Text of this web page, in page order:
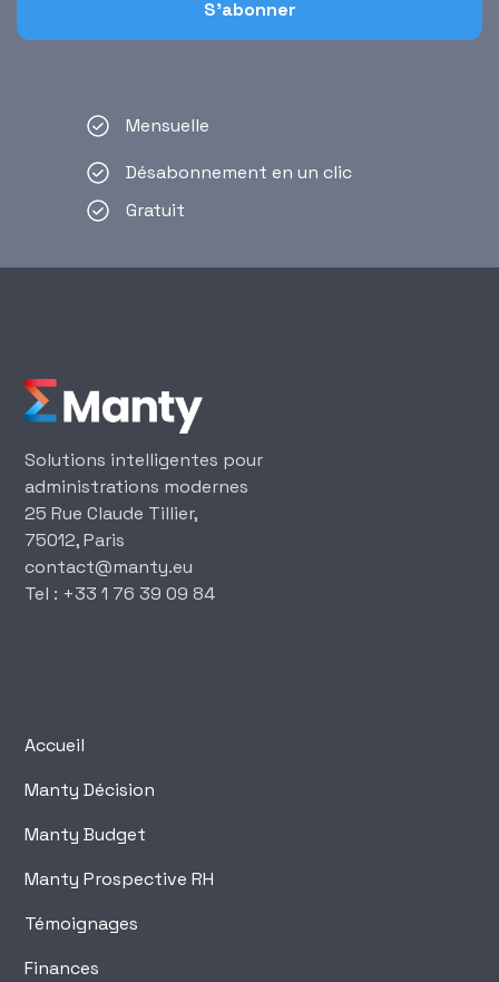
Mensuelle
Désabonnement en un clic
Gratuit
Solutions intelligentes pour
administrations modernes
25 Rue Claude Tillier,
75012, Paris
‍contact@manty.eu
‍Tel : +33 1 76 39 09 84
Accueil
Manty Décision
Manty Budget
Manty Prospective RH
Témoignages
Finances